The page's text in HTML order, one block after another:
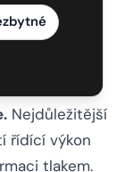
narušen,
Nejdůležitější
řídící výkon
tlakem.